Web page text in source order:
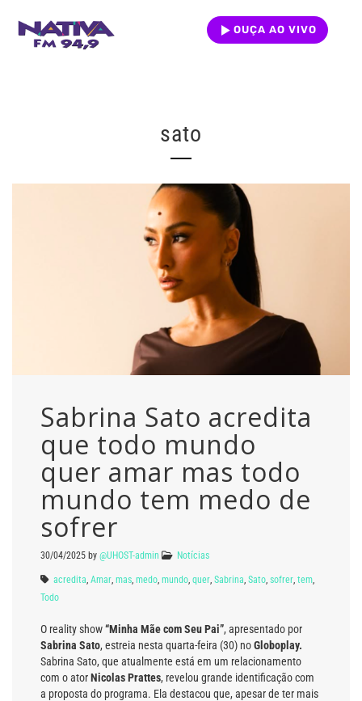
OUÇA AO VIVO
sato
Sabrina Sato acredita
que todo mundo
quer amar mas todo
mundo tem medo de
sofrer
30/04/2025 by @UHOST-admin Notícias
acredita Amar mas medo mundo quer Sabrina Sato sofrer tem
Todo
O reality show“Minha Mãe com Seu Pai”, apresentado por
Sabrina Sato, estreia nesta quarta-feira (30) noGloboplay.
Sabrina Sato, que atualmente está em um relacionamento
com o atorNicolas Prattes, revelou grande identificação com
a proposta do programa. Ela destacou que, apesar de ter mais